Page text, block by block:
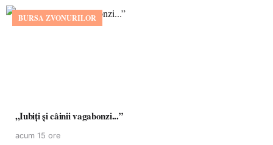
BURSA ZVONURILOR
,,Iubiți și câinii vagabonzi...”
acum 15 ore